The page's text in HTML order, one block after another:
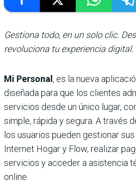
Gestiona todo, en un solo clic.
revoluciona tu experiencia digital.
Mi Personal , es la nueva
diseñada para que los clientes
servicios desde un único lugar,
simple, rápida y segura. A través
los usuarios pueden gestionar
Internet Hogar y Flow, realizar
servicios y acceder a asistencia
online.